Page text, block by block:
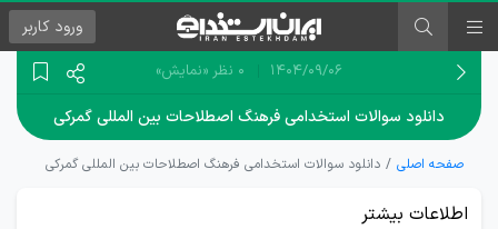
ورود کاربر
۱۴۰۴/۰۹/۰۶ 0 نظر «نمایش»
دانلود سوالات استخدامی فرهنگ اصطلاحات بین المللی گمرکی
صفحه اصلی دانلود سوالات استخدامی فرهنگ اصطلاحات بین المللی گمرکی
اطلاعات بیشتر